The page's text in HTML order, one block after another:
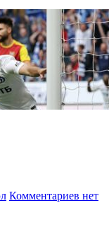
Комментариев нет